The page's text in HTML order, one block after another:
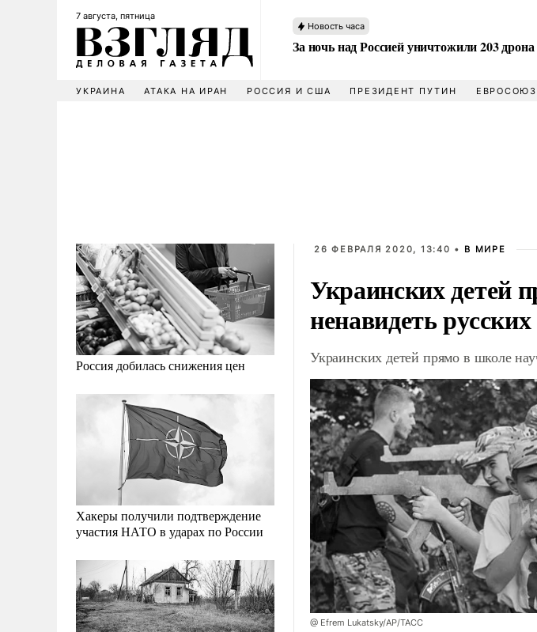
7 августа, пятница
Новость часа
За ночь над Россией уничтожили 203
УКРАИНА АТАКА НА ИРАН РОССИЯ И США ПРЕЗИДЕНТ ПУТИН ЕВРОСОЮЗ
Россия добилась снижения цен
Хакеры получили подтверждение
участия НАТО в ударах по России
26 ФЕВРАЛЯ 2020, 13:40 • В МИРЕ
Украинских детей
ненавидеть русских
Украинских детей прямо в школе
@ Efrem Lukatsky/AP/ТАСС